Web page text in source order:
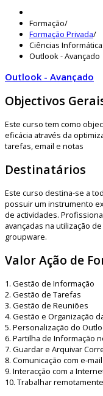
Formação/
Formação Privada/
Ciências
Outlook - Avançado
Outlook - Avançado
Objectivos
Este curso tem como
eficácia através da
tarefas, email e notas
Destinatários
Este curso destina-se a
possuir um instrumento
de actividades.
avançadas na utilização
groupware.
Valor Ação de
1. Gestão de Informação
2. Gestão de Tarefas
3. Gestão de Reuniões
4. Gestão e Organização
5. Personalização do
6. Partilha de Informação
7. Guardar e Arquivar
8. Comunicação com e-
9. Interacção com a
10. Trabalhar